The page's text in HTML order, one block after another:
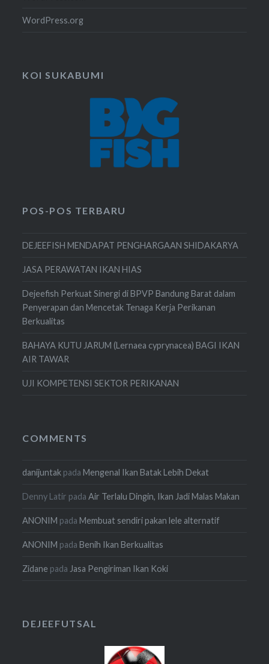
WordPress.org
KOI SUKABUMI
POS-POS TERBARU
DEJEEFISH MENDAPAT PENGHARGAAN SHIDAKARYA
JASA PERAWATAN IKAN HIAS
Dejeefish Perkuat Sinergi di BPVP Bandung Barat dalam
Penyerapan dan Mencetak Tenaga Kerja Perikanan
Berkualitas
BAHAYA KUTU JARUM (Lernaea cyprynacea) BAGI IKAN
AIR TAWAR
UJI KOMPETENSI SEKTOR PERIKANAN
COMMENTS
danijuntak padaMengenal Ikan Batak Lebih Dekat
Denny Latir padaAir Terlalu Dingin, Ikan Jadi Malas Makan
ANONIM padaMembuat sendiri pakan lele alternatif
ANONIM padaBenih Ikan Berkualitas
Zidane padaJasa Pengiriman Ikan Koki
DEJEEFUTSAL